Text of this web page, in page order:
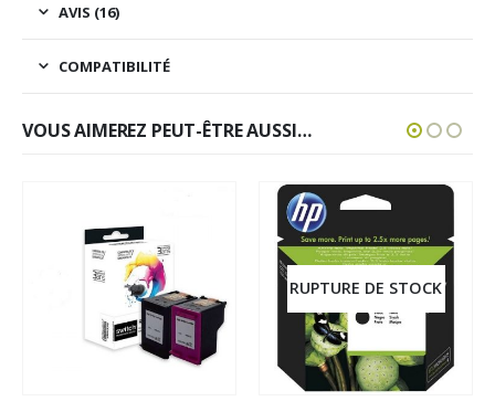
AVIS (16)
COMPATIBILITÉ
VOUS AIMEREZ PEUT-ÊTRE AUSSI…
RUPTURE DE STOCK